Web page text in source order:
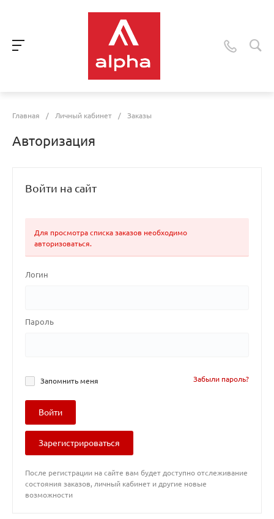
Главная / Личный кабинет / Заказы
Авторизация
Войти на сайт
Для просмотра списка заказов необходимо
авторизоваться.
Логин
Пароль
Запомнить меня Забыли пароль?
Войти
Зарегистрироваться
После регистрации на сайте вам будет доступно отслеживание
состояния заказов, личный кабинет и другие новые
возможности